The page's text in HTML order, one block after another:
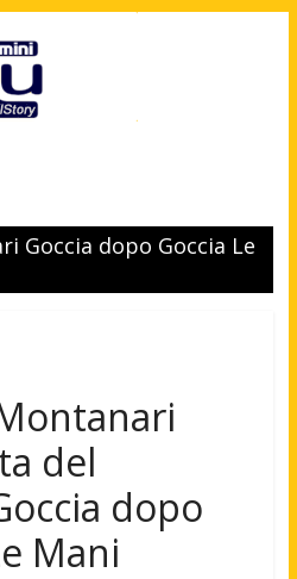
Goccia dopo Goccia Le
del
dopo
Mani